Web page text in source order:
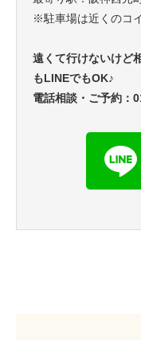
※駐車場は近くのコ
遠くて行けないけど
もLINEでもOK♪
電話相談・ご予約：